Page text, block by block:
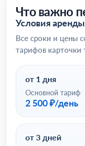
Что важно
Условия аренды
Все сроки и цены
тарифов карточки
от 1 дня
Основной тариф
2 500 ₽/день
от 3 дней